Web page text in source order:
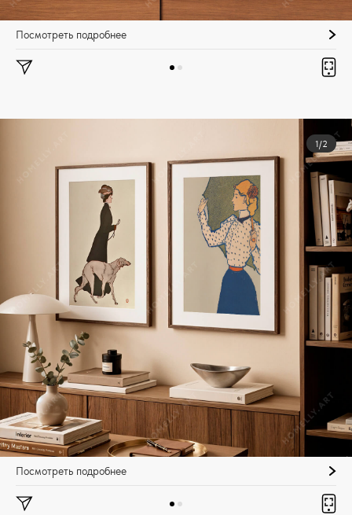
Посмотреть подробнее
1/2
Посмотреть подробнее